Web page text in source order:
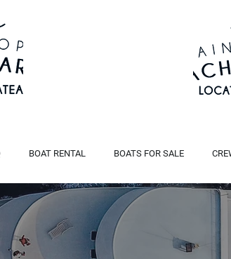
BOAT RENTAL BOATS FOR SALE